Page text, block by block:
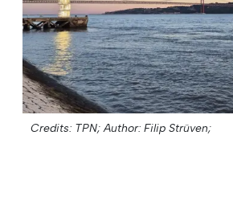
Credits: TPN; Author: Filip Strüven;